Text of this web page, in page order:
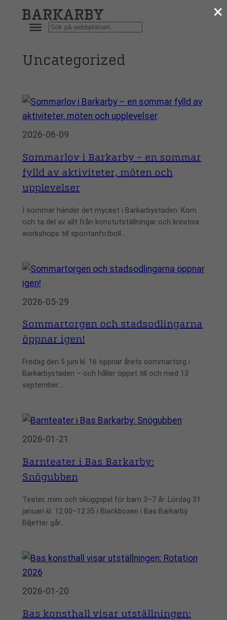
Hoppa
Sök
Uncategorized
2026-06-09
Sommarlov i Barkarby – en sommar
fylld av aktiviteter, möten och
upplevelser
I sommar händer det mycket i Barkarbystaden. Kom
och ta del av allt från konstutställningar och kreativa
workshops till spontanfotboll…
2026-05-29
Sommartorgen och stadsodlingarna
öppnar igen!
Fredag den 5 juni kl. 16 öppnar årets sommartorg i
Barkarbystaden – och håller öppet till och med 13
september.…
2026-01-21
Barnteater i Bas Barkarby:
Snögubben
Teater, mim och skuggspel för barn 3–7 år. Lördag 31
januari kl. 12.00–12.35 i Blackboxen i Bas Barkarby.
Biljetter går…
2026-01-20
Bas konsthall visar utställningen:
×